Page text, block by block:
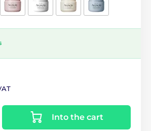
Into the cart